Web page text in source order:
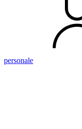
personale